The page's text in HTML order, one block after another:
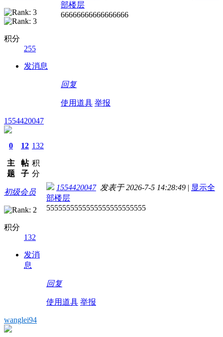
积分
255
发消息
部楼层
66666666666666666
回复
使用道具 举报
1554420047
0
主
题
12
帖
子
132
积
分
初级会员
积分
132
发消
息
1554420047发表于 2026-7-5 14:28:49 | 显示全
部楼层
5555555555555555555555555
回复
使用道具 举报
wanglei94